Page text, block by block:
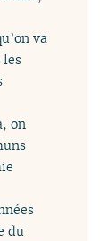
va
les
on
du